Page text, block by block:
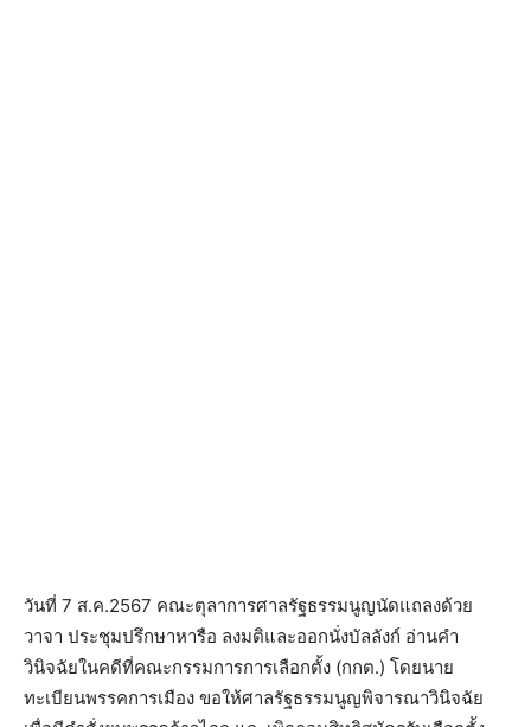
วันที่ 7 ส.ค.2567 คณะตุลาการศาลรัฐธรรมนูญนัดแถลงด้วย
วาจา ประชุมปรึกษาหารือ ลงมติและออกนั่งบัลลังก์ อ่านคำ
วินิจฉัยในคดีที่คณะกรรมการการเลือกตั้ง (กกต.) โดยนาย
ทะเบียนพรรคการเมือง ขอให้ศาลรัฐธรรมนูญพิจารณาวินิจฉัย